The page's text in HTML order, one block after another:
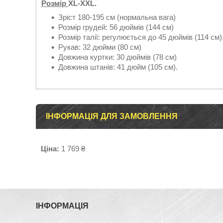
Розмір XL-XXL.
Зріст 180-195 см (нормальна вага)
Розмір грудей: 56 дюймів (144 см)
Розмір талії: регулюється до 45 дюймів (114
Рукав: 32 дюйми (80 см)
Довжина куртки: 30 дюймів (78 см)
Довжина штанів: 41 дюйм (105 см).
ІНФОРМАЦІЯ ДЛЯ ЗАМОВЛЕННЯ
Ціна: 1 769 ₴
ІНФОРМАЦІЯ